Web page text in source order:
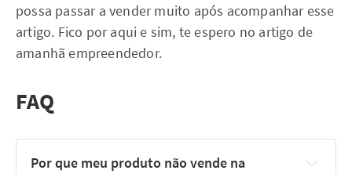
possa passar a vender muito após acompanhar esse
artigo. Fico por aqui e sim, te espero no artigo de
amanhã empreendedor.
FAQ
Por que meu produto não vende na